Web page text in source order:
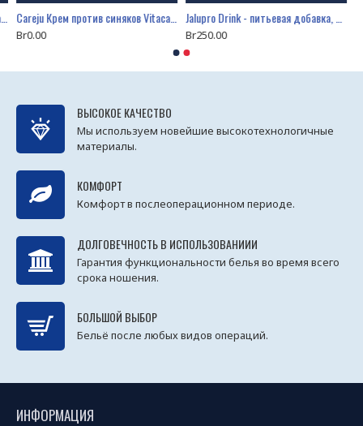
Br0.00 Br250.00
ВЫСОКОЕ КАЧЕСТВО
Мы используем новейшие высокотехнологичные
материалы.
КОМФОРТ
Комфорт в послеоперационном периоде.
ДОЛГОВЕЧНОСТЬ В ИСПОЛЬЗОВАНИИИ
Гарантия функциональности белья во время всего
срока ношения.
БОЛЬШОЙ ВЫБОР
Бельё после любых видов операций.
ИНФОРМАЦИЯ